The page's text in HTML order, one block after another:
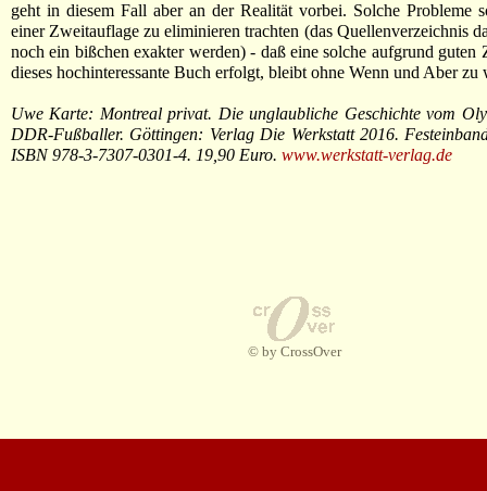
geht in diesem Fall aber an der Realität vorbei. Solche Probleme
einer Zweitauflage zu eliminieren trachten (das Quellenverzeichnis
noch ein bißchen exakter werden) - daß eine solche aufgrund guten
dieses hochinteressante Buch erfolgt, bleibt ohne Wenn und Aber zu
Uwe Karte: Montreal privat. Die unglaubliche Geschichte vom
DDR-Fußballer. Göttingen: Verlag Die Werkstatt 2016.
ISBN 978-3-7307-0301-4. 19,90 Euro. www.werkstatt-verlag.de
© by CrossOver